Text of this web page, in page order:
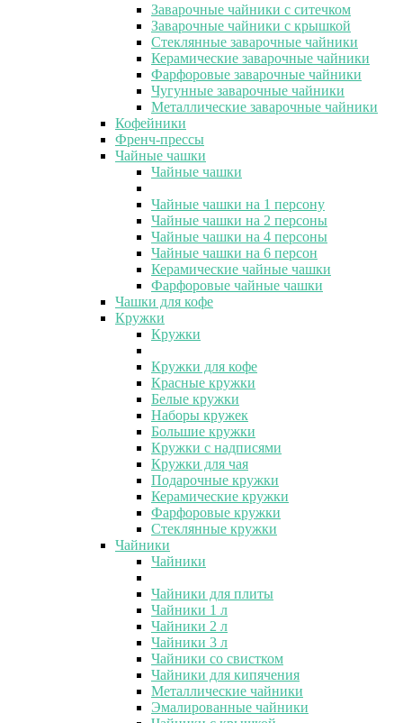
Заварочные чайники с ситечком
Заварочные чайники с крышкой
Стеклянные заварочные чайники
Керамические заварочные чайники
Фарфоровые заварочные чайники
Чугунные заварочные чайники
Металлические заварочные чайники
Кофейники
Френч-прессы
Чайные чашки
Чайные чашки
Чайные чашки на 1 персону
Чайные чашки на 2 персоны
Чайные чашки на 4 персоны
Чайные чашки на 6 персон
Керамические чайные чашки
Фарфоровые чайные чашки
Чашки для кофе
Кружки
Кружки
Кружки для кофе
Красные кружки
Белые кружки
Наборы кружек
Большие кружки
Кружки с надписями
Кружки для чая
Подарочные кружки
Керамические кружки
Фарфоровые кружки
Стеклянные кружки
Чайники
Чайники
Чайники для плиты
Чайники 1 л
Чайники 2 л
Чайники 3 л
Чайники со свистком
Чайники для кипячения
Металлические чайники
Эмалированные чайники